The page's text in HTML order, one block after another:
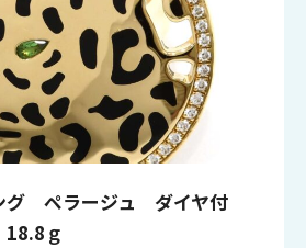
グ ペラージュ ダイヤ付
ｇ